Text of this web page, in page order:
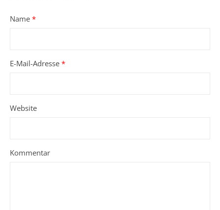
Name *
E-Mail-Adresse *
Website
Kommentar